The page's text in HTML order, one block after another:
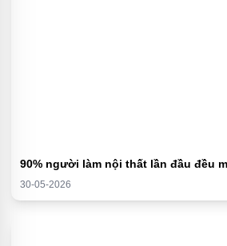
90% người làm nội thất lần đầu đều
30-05-2026